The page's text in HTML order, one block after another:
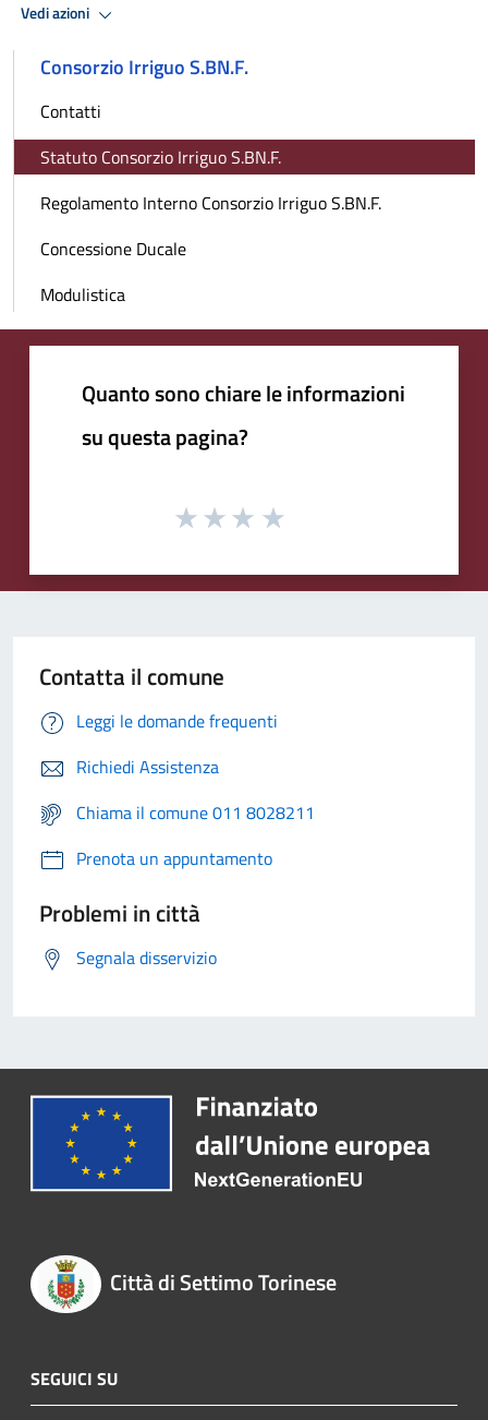
Vedi azioni
Consorzio Irriguo S.BN.F.
Contatti
Statuto Consorzio Irriguo S.BN.F.
Regolamento Interno Consorzio Irriguo S.BN.F.
Concessione Ducale
Modulistica
Quanto sono chiare le informazioni
su questa pagina?
Contatta il comune
Leggi le domande frequenti
Richiedi Assistenza
Chiama il comune 011 8028211
Prenota un appuntamento
Problemi in città
Segnala disservizio
Città di Settimo Torinese
SEGUICI SU